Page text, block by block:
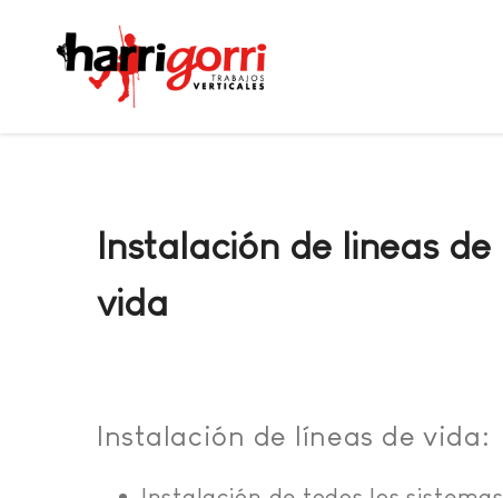
Instalación de lineas de
vida
Instalación de líneas de vida: